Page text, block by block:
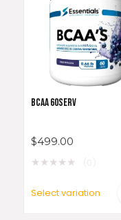
BCAA 60SERV
$499.00
★★★★★
Select variation